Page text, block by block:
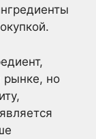
рынке, но